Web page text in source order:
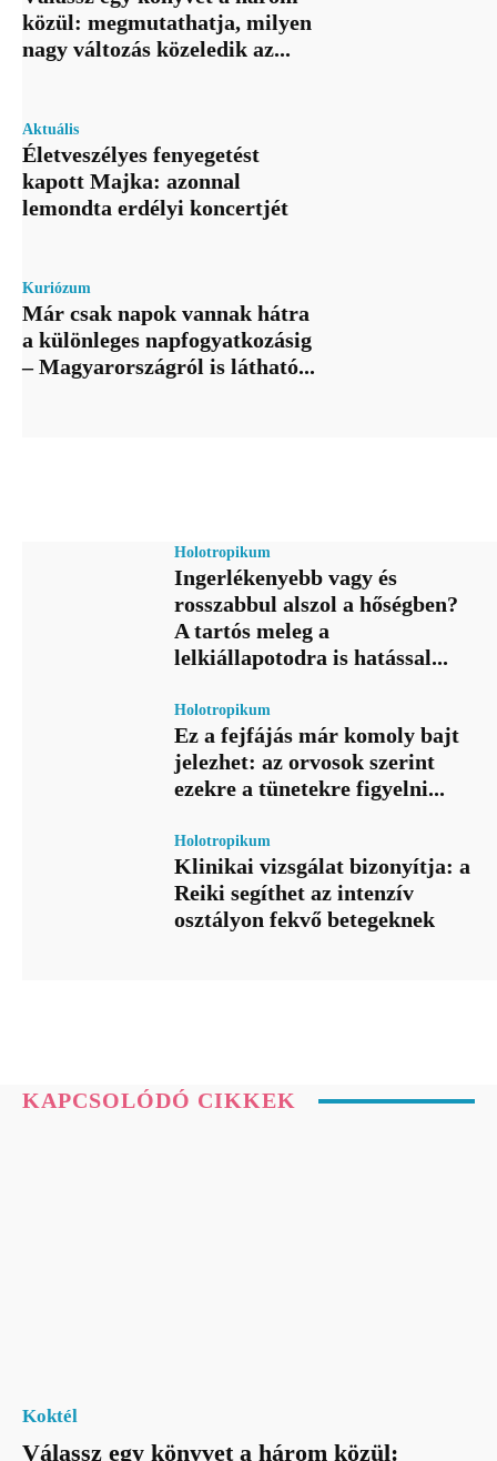
közül: megmutathatja, milyen
nagy változás közeledik az...
Aktuális
Életveszélyes fenyegetést
kapott Majka: azonnal
lemondta erdélyi koncertjét
Kuriózum
Már csak napok vannak hátra
a különleges napfogyatkozásig
– Magyarországról is látható...
Holotropikum
Ingerlékenyebb vagy és
rosszabbul alszol a hőségben?
A tartós meleg a
lelkiállapotodra is hatással...
Holotropikum
Ez a fejfájás már komoly bajt
jelezhet: az orvosok szerint
ezekre a tünetekre figyelni...
Holotropikum
Klinikai vizsgálat bizonyítja: a
Reiki segíthet az intenzív
osztályon fekvő betegeknek
KAPCSOLÓDÓ CIKKEK
Koktél
Válassz egy könyvet a három közül: